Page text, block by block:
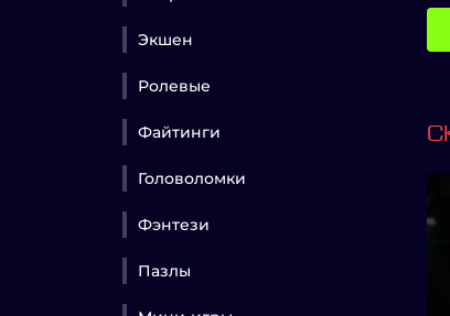
Экшен
Ролевые
Файтинги
Головоломки
Фэнтези
Пазлы